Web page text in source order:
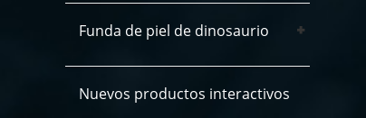
Funda de piel de dinosaurio
Nuevos productos interactivos